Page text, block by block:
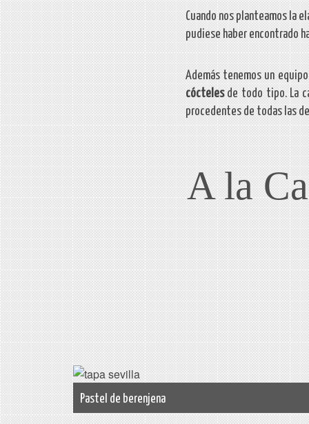
Cuando nos planteamos la
pudiese haber encontrado
Además tenemos un
cóctelesde todo tipo. La
procedentes de todas las
A la
Pastel de berenjena